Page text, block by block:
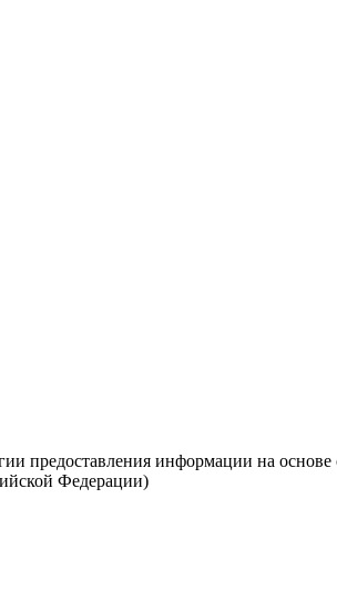
предоставления информации на основе
Федерации)